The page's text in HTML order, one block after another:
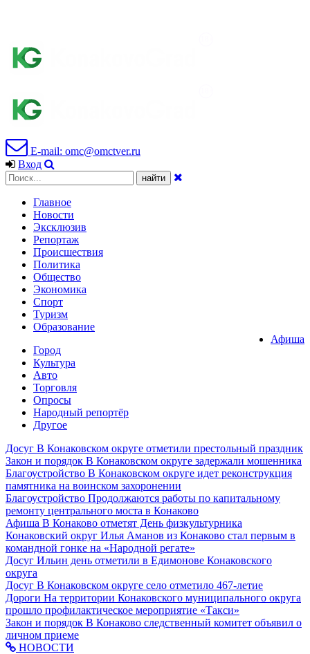
E-mail: omc@omctver.ru
Вход
Главное
Новости
Эксклюзив
Репортаж
Происшествия
Политика
Общество
Экономика
Спорт
Туризм
Образование
Афиша
Город
Культура
Авто
Торговля
Опросы
Народный репортёр
Другое
Досуг В Конаковском округе отметили престольный праздник
Закон и порядок В Конаковском округе задержали мошенника
Благоустройство В Конаковском округе идет реконструкция
памятника на воинском захоронении
Благоустройство Продолжаются работы по капитальному
ремонту центрального моста в Конаково
Афиша В Конаково отметят День физкультурника
Конаковский округ Илья Аманов из Конаково стал первым в
командной гонке на «Народной регате»
Досуг Ильин день отметили в Едимонове Конаковского
округа
Досуг В Конаковском округе село отметило 467-летие
Дороги На территории Конаковского муниципального округа
прошло профилактическое мероприятие «Такси»
Закон и порядок В Конаково следственный комитет объявил о
личном приеме
НОВОСТИ